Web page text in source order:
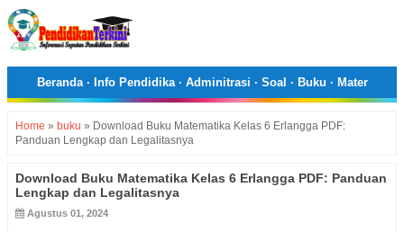
Beranda· Info Pendidika· Adminitrasi · Soal · Buku · Mater
Home » buku » Download Buku Matematika Kelas 6 Erlangga PDF:
Panduan Lengkap dan Legalitasnya
Download Buku Matematika Kelas 6 Erlangga PDF: Panduan
Lengkap dan Legalitasnya
Agustus 01, 2024